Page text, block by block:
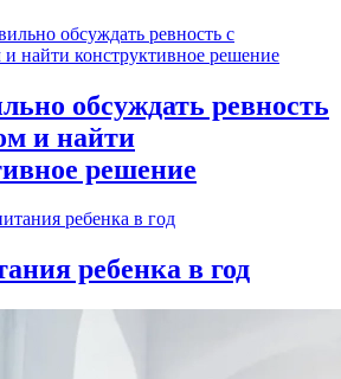
обсуждать ревность
и найти
решение
ребенка в год